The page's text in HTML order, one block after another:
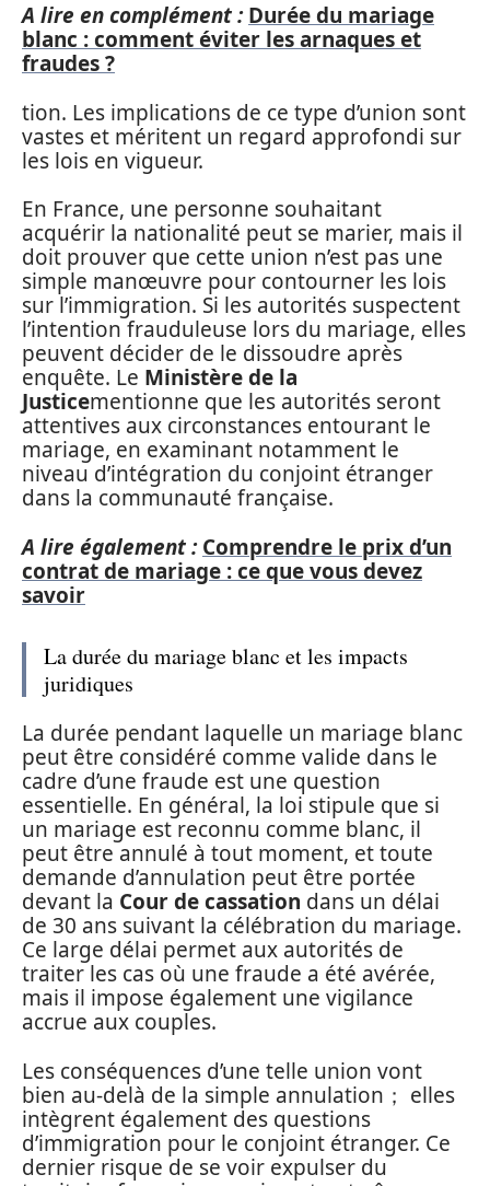
A lire en complément : Durée du mariage
blanc : comment éviter les arnaques et
fraudes ?
tion. Les implications de ce type d’union sont
vastes et méritent un regard approfondi sur
les lois en vigueur.
En France, une personne souhaitant
acquérir la nationalité peut se marier, mais il
doit prouver que cette union n’est pas une
simple manœuvre pour contourner les lois
sur l’immigration. Si les autorités suspectent
l’intention frauduleuse lors du mariage, elles
peuvent décider de le dissoudre après
enquête. Le Ministère de la
Justicementionne que les autorités seront
attentives aux circonstances entourant le
mariage, en examinant notamment le
niveau d’intégration du conjoint étranger
dans la communauté française.
A lire également : Comprendre le prix d’un
contrat de mariage : ce que vous devez
savoir
La durée du mariage blanc et les impacts
juridiques
La durée pendant laquelle un mariage blanc
peut être considéré comme valide dans le
cadre d’une fraude est une question
essentielle. En général, la loi stipule que si
un mariage est reconnu comme blanc, il
peut être annulé à tout moment, et toute
demande d’annulation peut être portée
devant la Cour de cassation dans un délai
de 30 ans suivant la célébration du mariage.
Ce large délai permet aux autorités de
traiter les cas où une fraude a été avérée,
mais il impose également une vigilance
accrue aux couples.
Les conséquences d’une telle union vont
bien au-delà de la simple annulation； elles
intègrent également des questions
d’immigration pour le conjoint étranger. Ce
dernier risque de se voir expulser du